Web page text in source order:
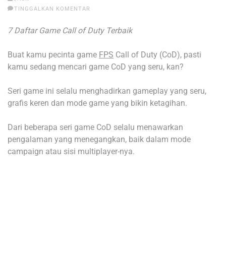
TINGGALKAN KOMENTAR
7 Daftar Game Call of Duty Terbaik
Buat kamu pecinta game FPS Call of Duty (CoD), pasti
kamu sedang mencari game CoD yang seru, kan?
Seri game ini selalu menghadirkan gameplay yang seru,
grafis keren dan mode game yang bikin ketagihan.
Dari beberapa seri game CoD selalu menawarkan
pengalaman yang menegangkan, baik dalam mode
campaign atau sisi multiplayer-nya.